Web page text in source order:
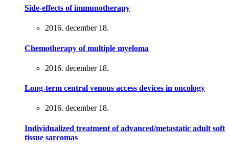
Side-effects of immunotherapy
2016. december 18.
Chemotherapy of multiple myeloma
2016. december 18.
Long-term central venous access devices in oncology
2016. december 18.
Individualized treatment of advanced/metastatic adult soft
tissue sarcomas